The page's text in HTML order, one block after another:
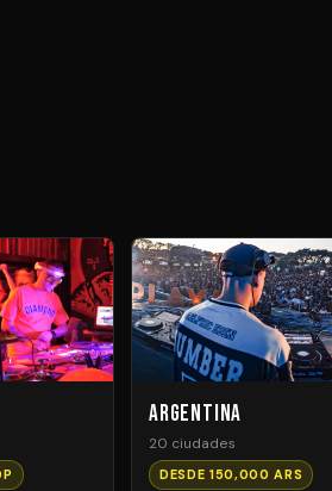
Argentina
20 ciudades
DESDE 150,000 ARS